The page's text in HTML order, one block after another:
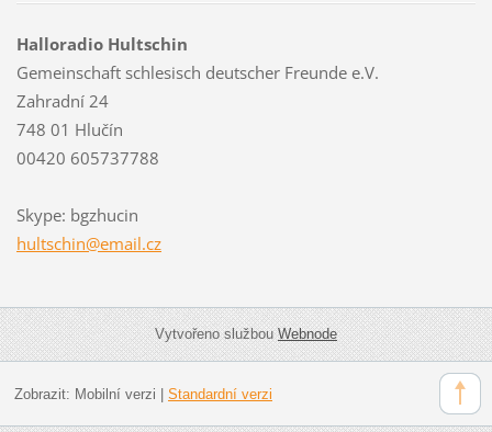
Halloradio Hultschin
Gemeinschaft schlesisch deutscher Freunde e.V.
Zahradní 24
748 01 Hlučín
00420 605737788
Skype: bgzhucin
hultschin@email.cz
Vytvořeno službouWebnode
Zobrazit: Mobilní verzi Standardní verzi